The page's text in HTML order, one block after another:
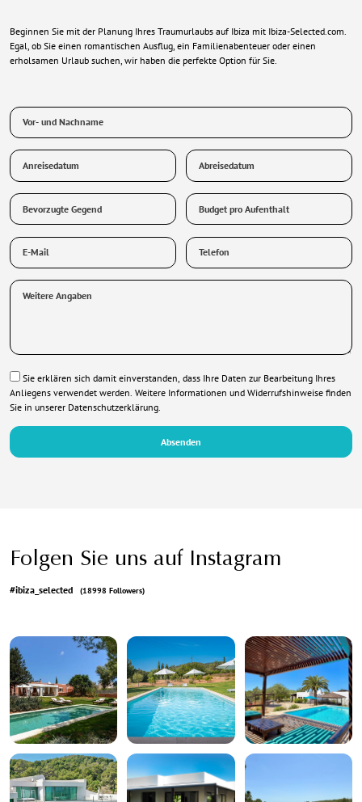
Beginnen Sie mit der Planung Ihres Traumurlaubs auf Ibiza mit Ibiza-Selected.com.
Egal, ob Sie einen romantischen Ausflug, ein Familienabenteuer oder einen
erholsamen Urlaub suchen, wir haben die perfekte Option für Sie.
Vor-
und
Nachname
*Anreisedatum Abreisedatum
Bevorzugte
Gegend
Budget
pro
Aufenthalt
E-
Mail
Telefon
*
Weitere
Angaben
Datenschutz
*
Sie erklären sich damit einverstanden, dass Ihre Daten zur Bearbeitung Ihres
Anliegens verwendet werden. Weitere Informationen und Widerrufshinweise finden
Sie in unserer Datenschutzerklärung
Absenden
Folgen Sie uns auf Instagram
#ibiza_selected (18998 Followers)